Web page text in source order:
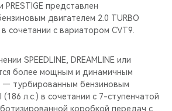
PRESTIGE представлен
двигателем 2.0 TURBO
сочетании с вариатором CVT9.
SPEEDLINE, DREAMLINE или
более мощным и динамичным
— турбированным бензиновым
(186 л.с.) в сочетании с 7-ступенчатой
коробкой передач с